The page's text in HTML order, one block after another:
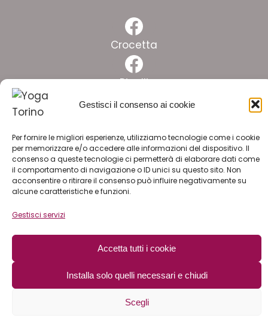
Gestisci il consenso ai cookie
Per fornire le migliori esperienze, utilizziamo tecnologie come i cookie
per memorizzare e/o accedere alle informazioni del dispositivo. Il
consenso a queste tecnologie ci permetterà di elaborare dati come
il comportamento di navigazione o ID unici su questo sito. Non
acconsentire o ritirare il consenso può influire negativamente su
alcune caratteristiche e funzioni.
Gestisci servizi
Accetta tutti i cookie
Installa solo quelli necessari e chiudi
Scegli
Facebook
Crocetta
Facebook
Pinelli
Facebook
ISCRIVITI ALLA NEWSLETTER
LAVORA CON NOI